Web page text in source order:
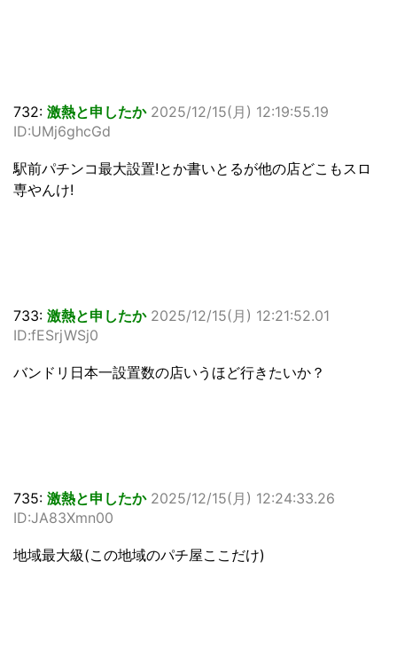
732: 激熱と申したか 2025/12/15(月) 12:19:55.19
ID:UMj6ghcGd
駅前パチンコ最大設置!とか書いとるが他の店どこもスロ
専やんけ!
733: 激熱と申したか 2025/12/15(月) 12:21:52.01
ID:fESrjWSj0
バンドリ日本一設置数の店いうほど行きたいか？
735: 激熱と申したか 2025/12/15(月) 12:24:33.26
ID:JA83Xmn00
地域最大級(この地域のパチ屋ここだけ)